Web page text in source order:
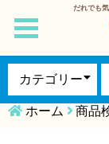
だれでも
toggle
navigation
ホーム 商品